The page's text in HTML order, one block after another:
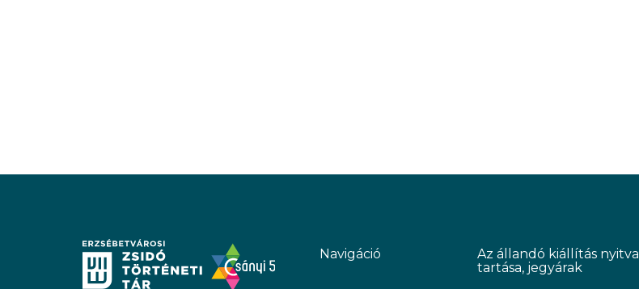
Navigáció
Az állandó kiállítás nyitva
tartása, jegyárak